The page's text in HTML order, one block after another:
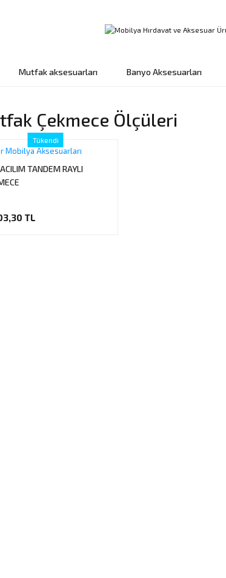
Mutfak aksesuarları Banyo Aksesuarları
Çekmece Ölçüleri
Tükendi
Mobilya Aksesuarları
TANDEM RAYLI
TL